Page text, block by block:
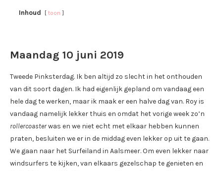
Inhoud toon
Maandag 10 juni 2019
Tweede Pinksterdag. Ik ben altijd zo slecht in het onthouden
van dit soort dagen. Ik had eigenlijk gepland om vandaag een
hele dag te werken, maar ik maak er een halve dag van. Roy is
vandaag namelijk lekker thuis en omdat het vorige week zo’n
rollercoasterwas en we niet echt met elkaar hebben kunnen
praten, besluiten we er in de middag even lekker op uit te gaan.
We gaan naar het Surfeiland in Aalsmeer. Om even lekker naar
windsurfers te kijken, van elkaars gezelschap te genieten en